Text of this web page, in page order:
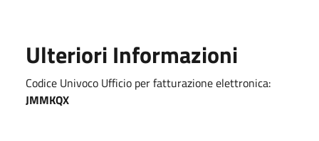
Ulteriori Informazioni
Codice Univoco Ufficio per fatturazione elettronica:
JMMKQX